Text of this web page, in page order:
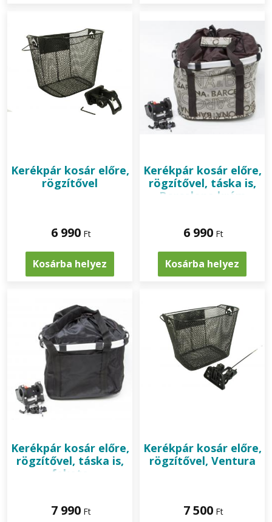
Kerékpár kosár előre,
rögzítővel
6 990 Ft
Kosárba helyez
Kerékpár kosár előre,
rögzítővel, táska is,
Barcelona krém
6 990 Ft
Kosárba helyez
Kerékpár kosár előre,
rögzítővel, táska is,
fekete
7 990 Ft
Kerékpár kosár előre,
rögzítővel, Ventura
7 500 Ft